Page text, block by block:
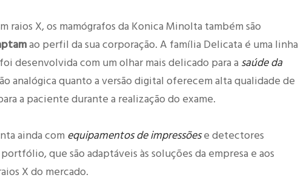
raios X, os mamógrafos da Konica Minolta também são
ao perfil da sua corporação. A família Delicata é uma linha
desenvolvida com um olhar mais delicado para a saúde da
analógica quanto a versão digital oferecem alta qualidade de
a paciente durante a realização do exame.
ainda com equipamentos de impressõese detectores
que são adaptáveis às soluções da empresa e aos
X do mercado.